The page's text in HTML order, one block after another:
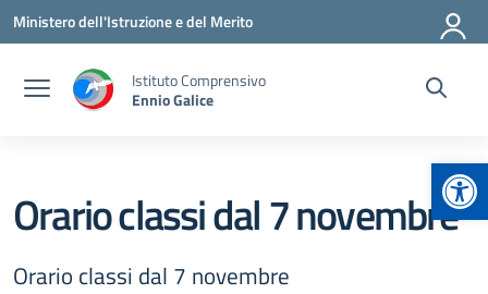
Vai ai contenuti
Vai al menu di navigazione
Vai al footer
Ministero dell'Istruzione e del Merito
Istituto Comprensivo
Ennio Galice
Orario classi dal 7 novembre
Orario classi dal 7 novembre